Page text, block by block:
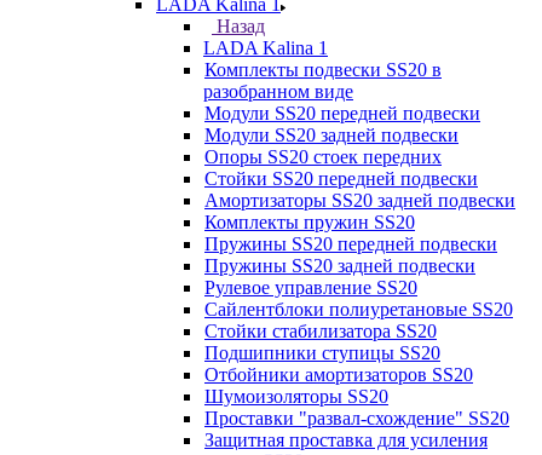
LADA Kalina 1
Назад
LADA Kalina 1
Комплекты подвески SS20 в
разобранном виде
Модули SS20 передней подвески
Модули SS20 задней подвески
Опоры SS20 стоек передних
Стойки SS20 передней подвески
Амортизаторы SS20 задней подвески
Комплекты пружин SS20
Пружины SS20 передней подвески
Пружины SS20 задней подвески
Рулевое управление SS20
Сайлентблоки полиуретановые SS20
Стойки стабилизатора SS20
Подшипники ступицы SS20
Отбойники амортизаторов SS20
Шумоизоляторы SS20
Проставки "развал-схождение" SS20
Защитная проставка для усиления